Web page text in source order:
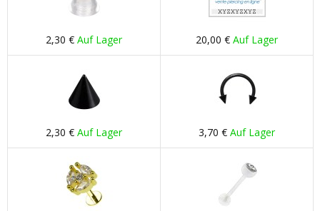
2,30 € Auf Lager 20,00 € Auf Lager
2,30 € Auf Lager 3,70 € Auf Lager